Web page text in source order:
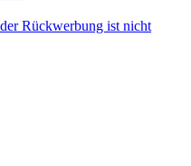
Rückwerbung ist nicht